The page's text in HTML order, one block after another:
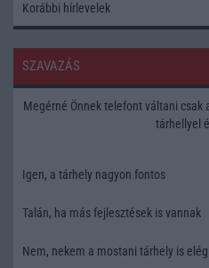
Korábbi hírlevelek
SZAVAZÁS
Megérné Önnek telefont váltani
tárhellyel
Igen, a tárhely nagyon fontos
Talán, ha más fejlesztések is vannak
Nem, nekem a mostani tárhely is elég